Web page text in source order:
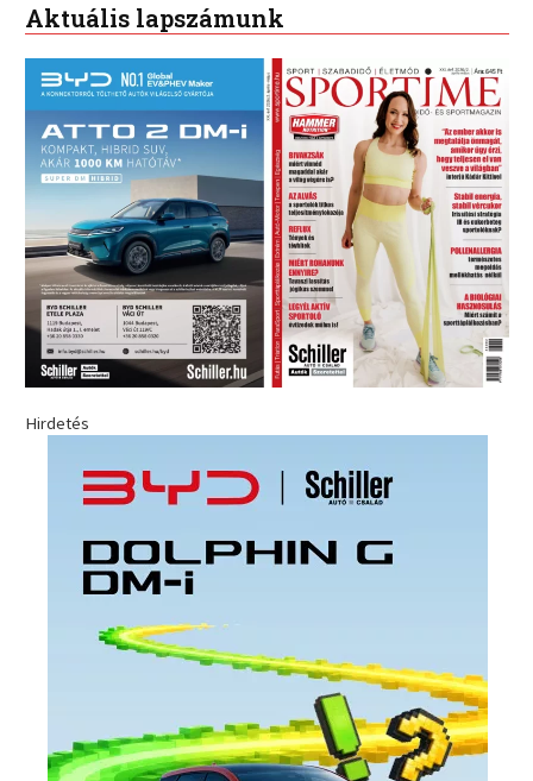
Aktuális lapszámunk
Hirdetés